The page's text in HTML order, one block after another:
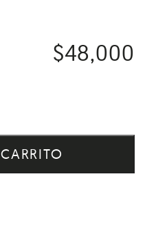
$48,000